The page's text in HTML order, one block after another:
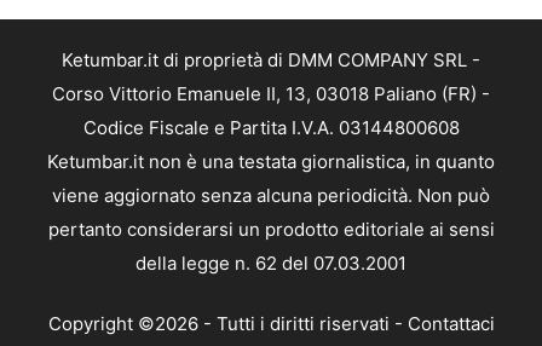
Ketumbar.it di proprietà di DMM COMPANY SRL -
Corso Vittorio Emanuele II, 13, 03018 Paliano (FR) -
Codice Fiscale e Partita I.V.A. 03144800608
Ketumbar.it non è una testata giornalistica, in quanto
viene aggiornato senza alcuna periodicità. Non può
pertanto considerarsi un prodotto editoriale ai sensi
della legge n. 62 del 07.03.2001
Copyright ©2026 - Tutti i diritti riservati - Contattaci